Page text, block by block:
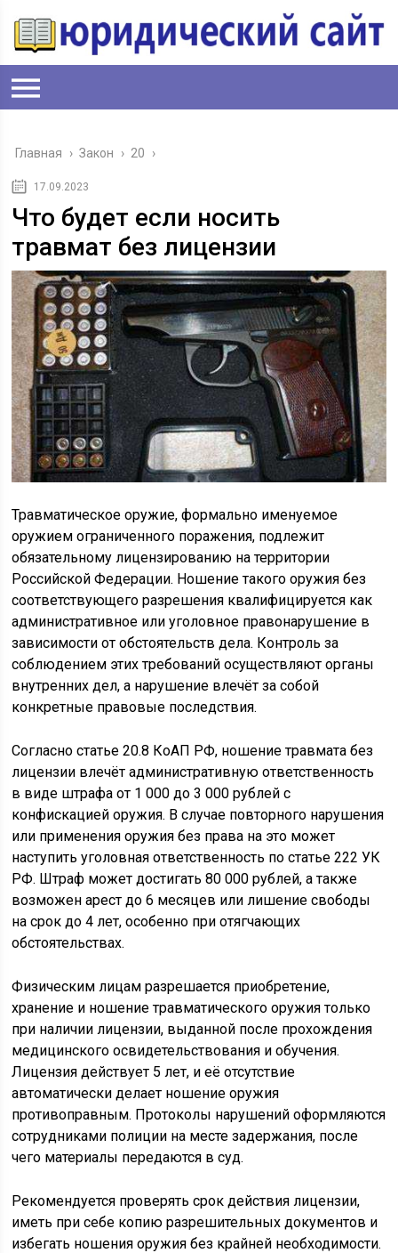
Главная › Закон › 20 ›
17.09.2023
Что будет если носить
травмат без лицензии
Травматическое оружие, формально именуемое
оружием ограниченного поражения, подлежит
обязательному лицензированию на территории
Российской Федерации. Ношение такого оружия без
соответствующего разрешения квалифицируется как
административное или уголовное правонарушение в
зависимости от обстоятельств дела. Контроль за
соблюдением этих требований осуществляют органы
внутренних дел, а нарушение влечёт за собой
конкретные правовые последствия.
Согласно статье 20.8 КоАП РФ, ношение травмата без
лицензии влечёт административную ответственность
в виде штрафа от 1 000 до 3 000 рублей с
конфискацией оружия. В случае повторного нарушения
или применения оружия без права на это может
наступить уголовная ответственность по статье 222 УК
РФ. Штраф может достигать 80 000 рублей, а также
возможен арест до 6 месяцев или лишение свободы
на срок до 4 лет, особенно при отягчающих
обстоятельствах.
Физическим лицам разрешается приобретение,
хранение и ношение травматического оружия только
при наличии лицензии, выданной после прохождения
медицинского освидетельствования и обучения.
Лицензия действует 5 лет, и её отсутствие
автоматически делает ношение оружия
противоправным. Протоколы нарушений оформляются
сотрудниками полиции на месте задержания, после
чего материалы передаются в суд.
Рекомендуется проверять срок действия лицензии,
иметь при себе копию разрешительных документов и
избегать ношения оружия без крайней необходимости.